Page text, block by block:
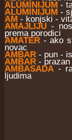
ALUMINIJUM -
ALUMINIJUM -
AM - konjski -
AMAJLIJU -
prema porodici
AMATER - ako
novac
AMBAR - pun -
AMBAR -
AMBASADA -
ljudima